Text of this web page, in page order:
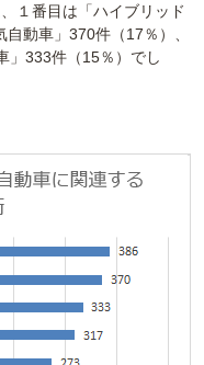
１番目は「ハイブリッド
動車」370件（17％）、
」333件（15％）でし